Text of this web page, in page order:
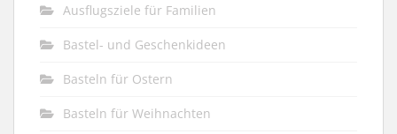
Ausflugsziele für Familien
Bastel- und Geschenkideen
Basteln für Ostern
Basteln für Weihnachten